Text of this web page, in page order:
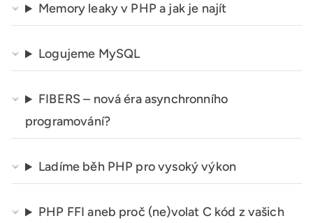
Memory leaky v PHP a jak je najít
Logujeme MySQL
FIBERS – nová éra asynchronního
programování?
Ladíme běh PHP pro vysoký výkon
PHP FFI aneb proč (ne)volat C kód z vašich